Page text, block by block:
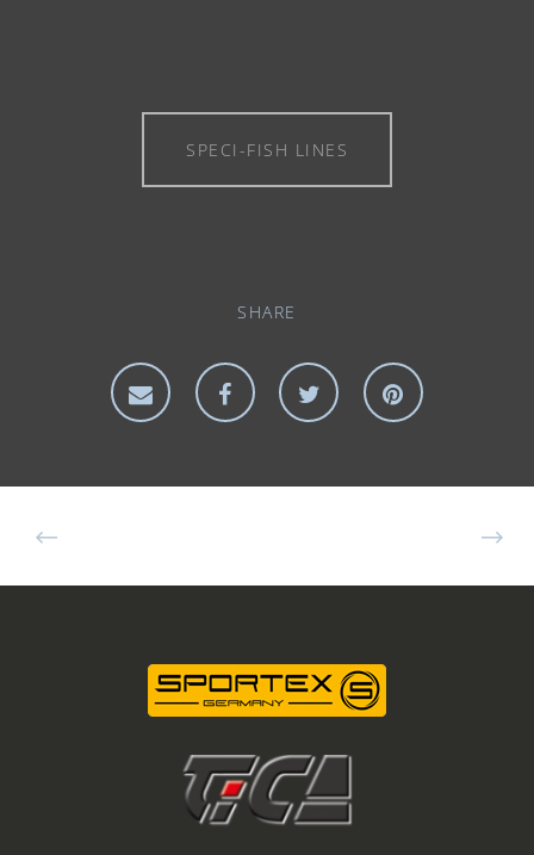
SPECI-FISH LINES
SHARE